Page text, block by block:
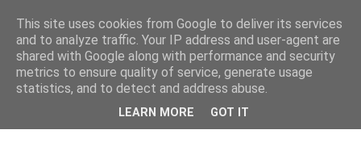
Κάλεσμα για τις 11 Ιουνίου
This site uses cookies from Google to deliver its services
and to analyze traffic. Your IP address and user-agent are
shared with Google along with performance and security
metrics to ensure quality of service, generate usage
statistics, and to detect and address abuse.
LEARN MORE GOT IT